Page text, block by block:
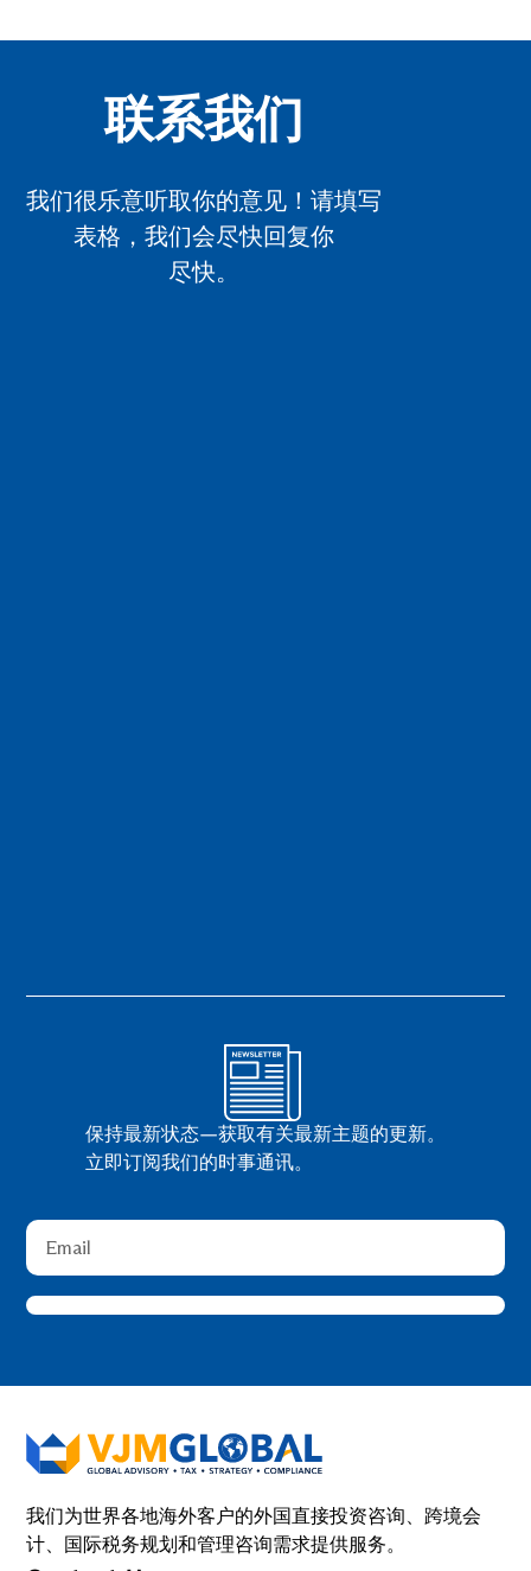
联系我们
我们很乐意听取你的意见！请填写
表格，我们会尽快回复你
尽快。
保持最新状态—获取有关最新主题的更新。
立即订阅我们的时事通讯。
我们为世界各地海外客户的外国直接投资咨询、跨境会
计、国际税务规划和管理咨询需求提供服务。